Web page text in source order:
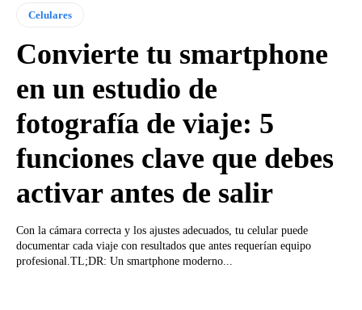
Celulares
Convierte tu smartphone
en un estudio de
fotografía de viaje: 5
funciones clave que debes
activar antes de salir
Con la cámara correcta y los ajustes adecuados, tu celular puede
documentar cada viaje con resultados que antes requerían equipo
profesional.TL;DR: Un smartphone moderno...